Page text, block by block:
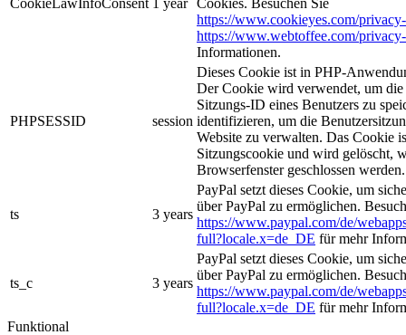
https://www.cookieyes.com/
https://www.webtoffee.com/
Informationen.
PHPSESSID session
Dieses Cookie ist in PHP-
Der Cookie wird verwendet, um die
Sitzungs-ID eines Benutzers zu
identifizieren, um die
Website zu verwalten. Das Cookie
Sitzungscookie und wird gelöscht,
Browserfenster geschlossen werden.
ts 3 years
PayPal setzt dieses Cookie, um
über PayPal zu ermöglichen.
https://www.paypal.com/de/
full?locale.x=de_DE für mehr
ts_c 3 years
PayPal setzt dieses Cookie, um
über PayPal zu ermöglichen.
https://www.paypal.com/de/
full?locale.x=de_DE für mehr
Funktional